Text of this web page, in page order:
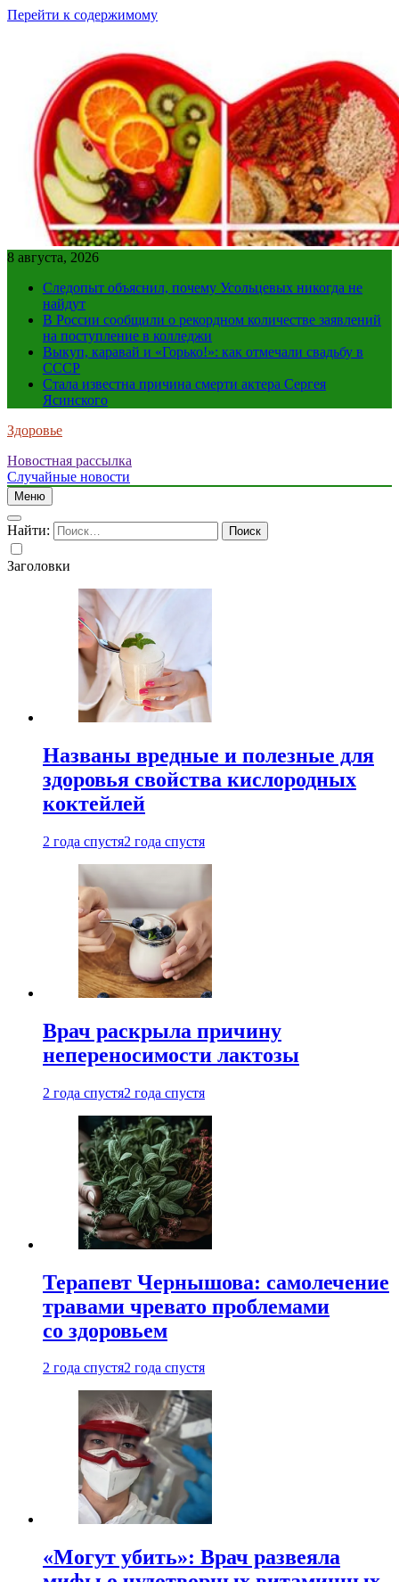
Перейти к содержимому
8 августа, 2026
Следопыт объяснил, почему Усольцевых никогда не
найдут
В России сообщили о рекордном количестве заявлений
на поступление в колледжи
Выкуп, каравай и «Горько!»: как отмечали свадьбу в
СССР
Стала известна причина смерти актера Сергея
Ясинского
Здоровье
Новостная рассылка
Случайные новости
Меню
Найти:
Заголовки
Названы вредные и полезные для
здоровья свойства кислородных
коктейлей
2 года спустя2 года спустя
Врач раскрыла причину
непереносимости лактозы
2 года спустя2 года спустя
Терапевт Чернышова: самолечение
травами чревато проблемами
со здоровьем
2 года спустя2 года спустя
«Могут убить»: Врач развеяла